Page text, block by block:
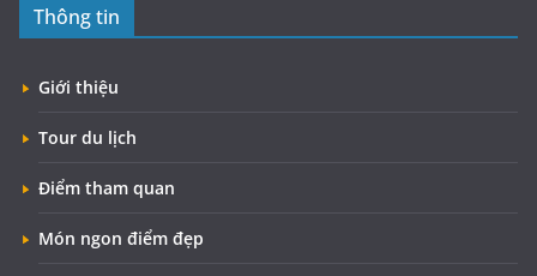
Thông tin
Giới thiệu
Tour du lịch
Điểm tham quan
Món ngon điểm đẹp